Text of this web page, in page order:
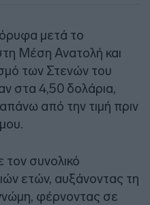
μετά το
Μέση Ανατολή και
των Στενών του
στα 4,50 δολάρια,
από την τιμή πριν
συνολικό
ετών, αυξάνοντας τη
φέρνοντας σε